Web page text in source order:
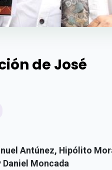
de José
Antúnez, Hipólito
Moncada